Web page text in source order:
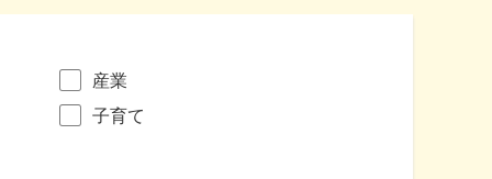
産業
子育て